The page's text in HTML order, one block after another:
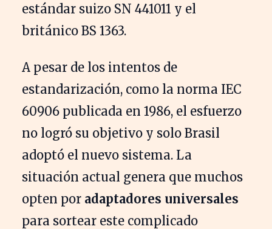
estándar suizo SN 441011 y el
británico BS 1363.
A pesar de los intentos de
estandarización, como la norma IEC
60906 publicada en 1986, el esfuerzo
no logró su objetivo y solo Brasil
adoptó el nuevo sistema. La
situación actual genera que muchos
opten por adaptadores universales
para sortear este complicado